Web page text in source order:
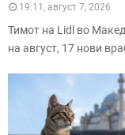
19:11, август 7, 2026
Тимот на Lidl во
на август, 17 нови